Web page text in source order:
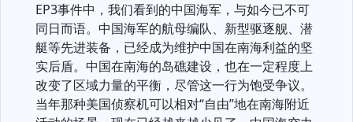
EP3事件中，我们看到的中国海军，与如今已不可
同日而语。中国海军的航母编队、新型驱逐舰、潜
艇等先进装备，已经成为维护中国在南海利益的坚
实后盾。中国在南海的岛礁建设，也在一定程度上
改变了区域力量的平衡，尽管这一行为饱受争议。
当年那种美国侦察机可以相对“自由”地在南海附近